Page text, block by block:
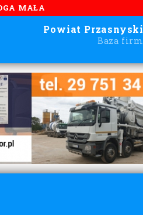
MAŁA
Powiat Przasnyski
Baza firm